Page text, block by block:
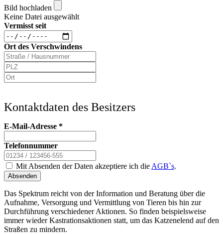
Bild hochladen
Keine Datei ausgewählt
Vermisst seit
Ort des Verschwindens
Kontaktdaten des Besitzers
E-Mail-Adresse *
Telefonnummer
Mit Absenden der Daten akzeptiere ich die AGB`s.
Absenden
Das Spektrum reicht von der Information und Beratung über die
Aufnahme, Versorgung und Vermittlung von Tieren bis hin zur
Durchführung verschiedener Aktionen. So finden beispielsweise
immer wieder Kastrationsaktionen statt, um das Katzenelend auf den
Straßen zu mindern.